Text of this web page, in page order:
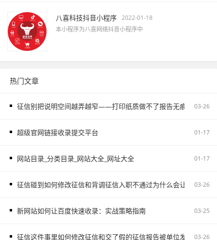
八喜科技抖音小程序 2022-01-18
本小程序为八喜网络抖音小程序中
热门文章
征信别把说明空间越弄越窄——打印纸质做不了报告无痕PS修改和
03-26
超级官网链接收录提交平台 01-17
网站目录_分类目录_网站大全_网址大全 01-17
征信碰到如何修改征信和背调征信入职不通过为什么会让自己更被
03-26
新网站如何让百度快速收录：实战策略指南 03-25
征信这件事里如何修改征信和交了假的征信报告被单位发现容易把
03-26